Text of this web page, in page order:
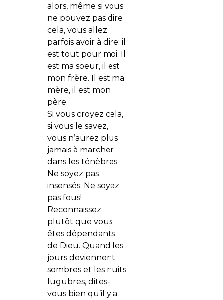
alors, même si vous
ne pouvez pas dire
cela, vous allez
parfois avoir à dire: il
est tout pour moi. Il
est ma soeur, il est
mon frère. Il est ma
mère, il est mon
père.
Si vous croyez cela,
si vous le savez,
vous n’aurez plus
jamais à marcher
dans les ténèbres.
Ne soyez pas
insensés. Ne soyez
pas fous!
Reconnaissez
plutôt que vous
êtes dépendants
de Dieu. Quand les
jours deviennent
sombres et les nuits
lugubres, dites-
vous bien qu’il y a